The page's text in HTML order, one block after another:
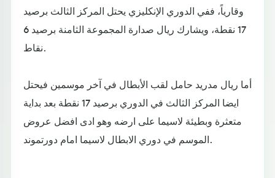
وقارياً، ففي الدوري الإنكليزي يحتل المركز الثالث برصيد
17 نقطة، ويشارك ريال صدارة المجموعة الثامنة برصيد 6
نقاط.
أما ريال مدريد حامل لقب الأبطال في آخر موسمين فيحتل
ايضا المركز الثالث في الدوري برصيد 17 نقطة بعد بداية
متعثرة وبطيئة لاسيما على ارضه وهو ادى افضل عروض
الموسم في دوري الابطال لاسيما امام دورتموند.